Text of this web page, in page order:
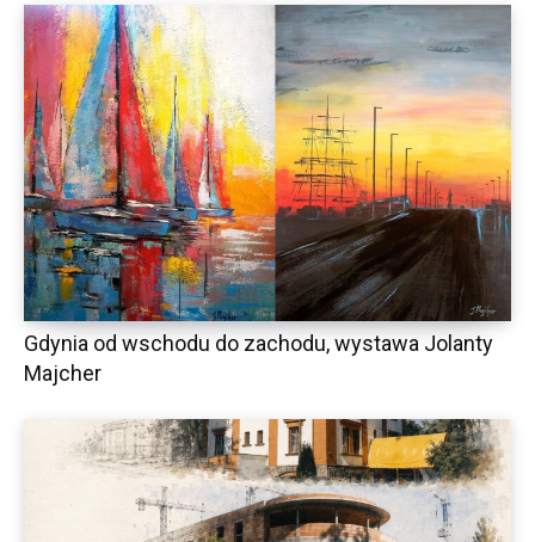
Gdynia od wschodu do zachodu, wystawa Jolanty
Majcher